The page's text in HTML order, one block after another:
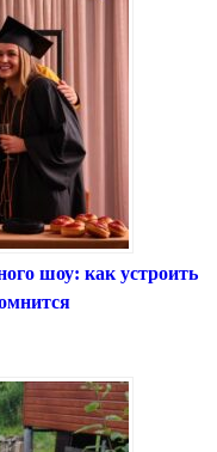
шоу: как устроить